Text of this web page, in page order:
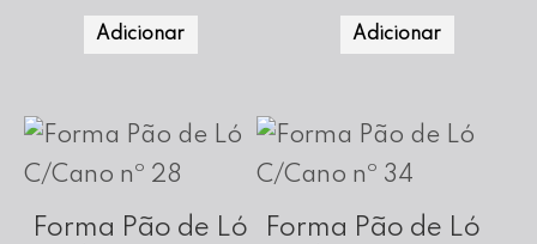
Adicionar Adicionar
Forma Pão de Ló
Forma Pão de Ló